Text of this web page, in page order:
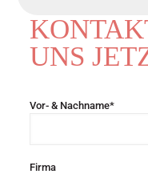
UNS
Vor- & Nachname*
Firma